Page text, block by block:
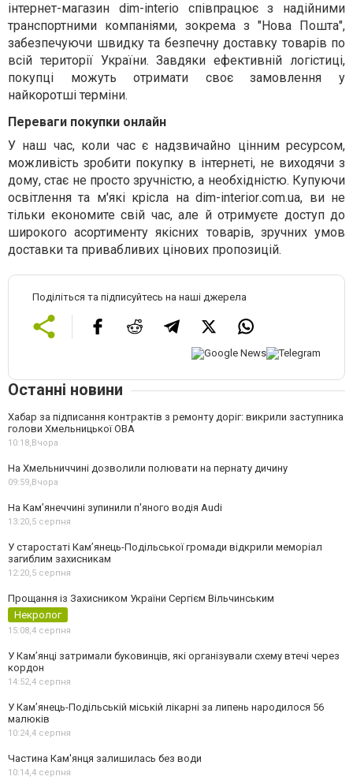
інтернет-магазин dim-interio співпрацює з надійними
транспортними компаніями, зокрема з "Нова Пошта",
забезпечуючи швидку та безпечну доставку товарів по
всій території України. Завдяки ефективній логістиці,
покупці можуть отримати своє замовлення у
найкоротші терміни.
Переваги покупки онлайн
У наш час, коли час є надзвичайно цінним ресурсом,
можливість зробити покупку в інтернеті, не виходячи з
дому, стає не просто зручністю, а необхідністю. Купуючи
освітлення та м'які крісла наdim-interior.com.ua, ви не
тільки економите свій час, але й отримуєте доступ до
широкого асортименту якісних товарів, зручних умов
доставки та привабливих цінових пропозицій.
Поділіться та підписуйтесь на наші джерела
Останні новини
Хабар за підписання контрактів з ремонту доріг: викрили заступника
голови Хмельницької ОВА
10:18,Вчора
На Хмельниччині дозволили полювати на пернату дичину
09:59,Вчора
На Камʼянеччині зупинили п'яного водія Audi
13:20,5 серпня
У старостаті Кам’янець-Подільської громади відкрили меморіал
загиблим захисникам
12:20,5 серпня
Прощання із Захисником України Сергієм Вільчинським
Некролог
15:08,4 серпня
У Кам’янці затримали буковинців, які організували схему втечі через
кордон
14:52,4 серпня
У Кам’янець-Подільській міській лікарні за липень народилося 56
малюків
10:24,4 серпня
Частина Кам'янця залишилась без води
10:14,4 серпня